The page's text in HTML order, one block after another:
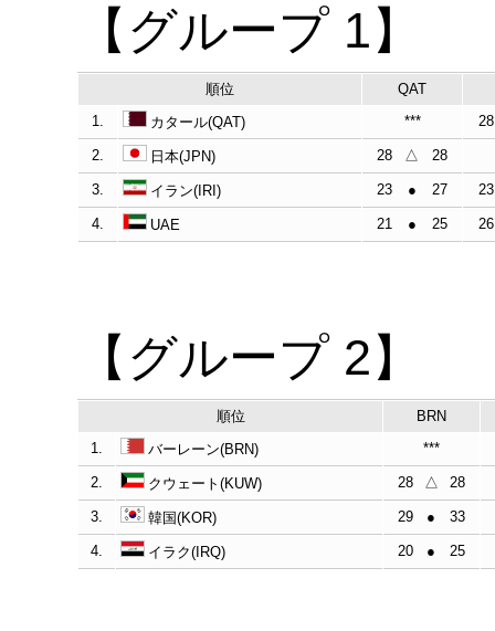
【グループ 1】
順位
QAT
1.
カタール(QAT) *** 28
2. 日本(JPN) 28 △ 28
3. イラン(IRI) 23 ● 27 23
4. UAE 21 ● 25 26
【グループ 2】
順位
BRN
1.
バーレーン(BRN) ***
2. クウェート(KUW) 28 △ 28
3. 韓国(KOR) 29 ● 33
4. イラク(IRQ) 20 ● 25